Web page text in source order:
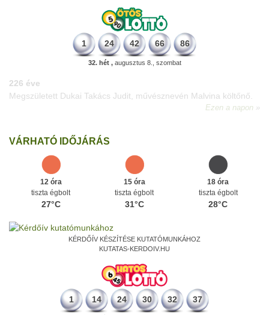
1 24 42 66 86
32. hét ,augusztus 8., szombat
226 éve
Megszületett Dukai Takács Judit, művésznevén Malvina költőnő.
Ezen a napon
VÁRHATÓ IDŐJÁRÁS
12 óra
tiszta égbolt
27°C
15 óra
tiszta égbolt
31°C
18 óra
tiszta égbolt
28°C
KÉRDŐÍV KÉSZÍTÉSE KUTATÓMUNKÁHOZ
KUTATAS-KERDOIV.HU
1 14 24 30 32 37